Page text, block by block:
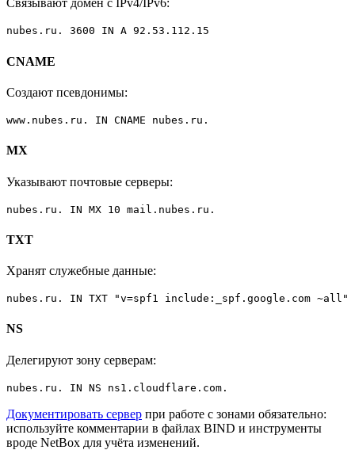
Связывают домен с IPv4/IPv6:
nubes.ru. 3600 IN A 92.53.112.15
CNAME
Создают псевдонимы:
www.nubes.ru. IN CNAME nubes.ru.
MX
Указывают почтовые серверы:
nubes.ru. IN MX 10 mail.nubes.ru.
TXT
Хранят служебные данные:
nubes.ru. IN TXT "v=spf1 include:_spf.google.com ~all"
NS
Делегируют зону серверам:
nubes.ru. IN NS ns1.cloudflare.com.
Документировать сервер при работе с зонами обязательно:
используйте комментарии в файлах BIND и инструменты
вроде NetBox для учёта изменений.